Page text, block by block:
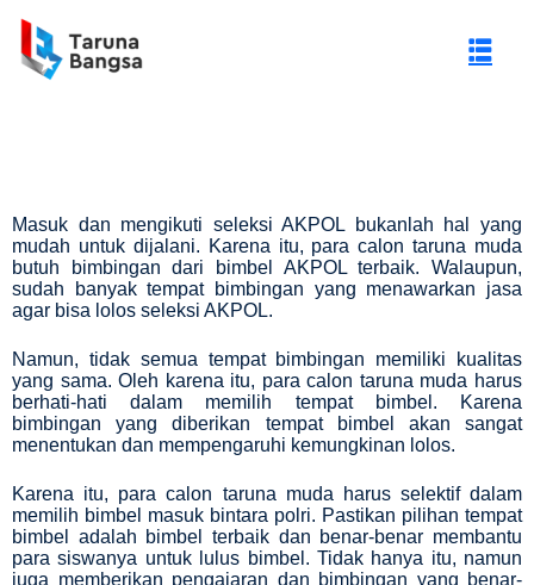
Negeri (PTN)
Masuk dan mengikuti seleksi AKPOL bukanlah hal yang
mudah untuk dijalani. Karena itu, para calon taruna muda
butuh bimbingan dari bimbel AKPOL terbaik. Walaupun,
sudah banyak tempat bimbingan yang menawarkan jasa
agar bisa lolos seleksi AKPOL.
Namun, tidak semua tempat bimbingan memiliki kualitas
yang sama. Oleh karena itu, para calon taruna muda harus
berhati-hati dalam memilih tempat bimbel. Karena
bimbingan yang diberikan tempat bimbel akan sangat
menentukan dan mempengaruhi kemungkinan lolos.
Karena itu, para calon taruna muda harus selektif dalam
memilih bimbel masuk bintara polri. Pastikan pilihan tempat
bimbel adalah bimbel terbaik dan benar-benar membantu
para siswanya untuk lulus bimbel. Tidak hanya itu, namun
juga memberikan pengajaran dan bimbingan yang benar-